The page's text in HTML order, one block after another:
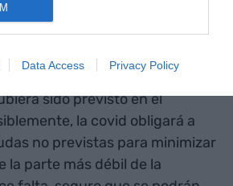
Data Access Privacy Policy
no presupuestados
de más de 5.000 millones
que esto requiere trámites
mucho más
sido previsto en el
la covid obligará a
no previstas para minimizar
la parte más débil de la